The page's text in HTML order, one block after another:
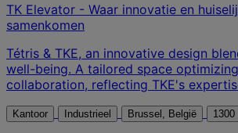
TK Elevator - Waar innovatie en
samenkomen
Tétris & TKE, an innovative design
well-being. A tailored space
collaboration, reflecting TKE's
Kantoor Industrieel Brussel, België 1300